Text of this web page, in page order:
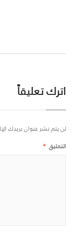
اترك تعليقاً
لن يتم نشر عنوان بريدك
التعليق *